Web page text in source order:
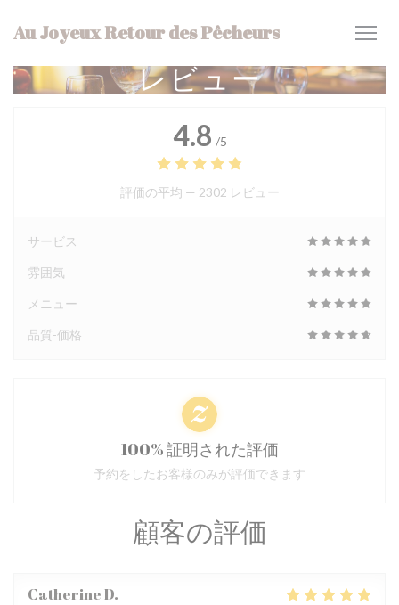
Au Joyeux Retour des Pêcheurs
レビュー
顧客の評価
CatherineD
4.8 /5
評価の平均 — 2302 レビュー
サービス
雰囲気
メニュー
品質-価格
100% 証明された評価
予約をしたお客様のみが評価できます